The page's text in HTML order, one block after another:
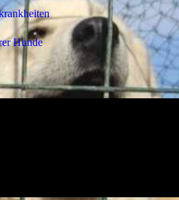
Hunde